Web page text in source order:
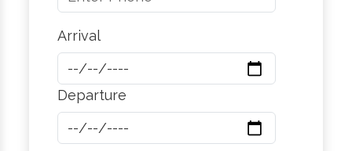
Arrival
Departure